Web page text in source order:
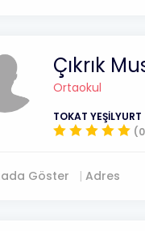
Çıkrık
Ortaokul
TOKAT YEŞİLYURT
Göster Adres